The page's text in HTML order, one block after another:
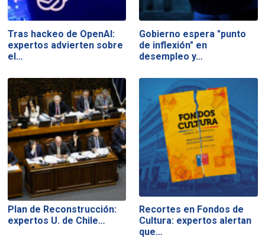
Tras hackeo de OpenAI:
expertos advierten sobre
el…
Gobierno espera "punto
de inflexión" en
desempleo y…
Plan de Reconstrucción:
expertos U. de Chile…
Recortes en Fondos de
Cultura: expertos alertan
que…